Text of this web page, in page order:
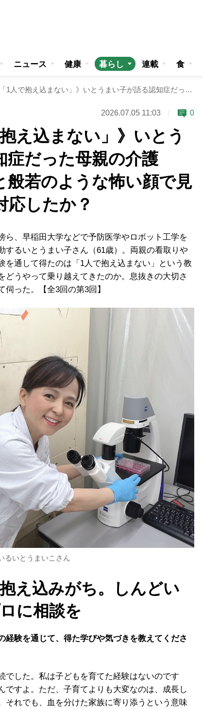
ニュース 健康 暮らし 連載 食
《教訓は「1人で抱え込まない」》いとうまい子が語る認知症だった母親の介護 「あんた誰？」と般若のような怖い顔で見られた時にどう対応したか？
2026.07.05 11:03 0
え込まない」》いとう
症だった母親の介護
般若のような怖い顔で見
応したか？
、早稲田大学などで予防医学やロボット工学を
するいとうまい子さん（61歳）。両親の看取りや
を通して得たのは「1人で抱え込まない」という教
どうやって乗り越えてきたのか。息抜きの大切さ
った。【全3回の第3回】
るいとうまいこさん
え込みがち。しんどい
に相談を
験を通じて、得た学びや気づきを教えてくださ
でした。私は子どもを育てた経験はないのです
ですよ。ただ、子育てよりも大変なのは、成長し
それでも、血を分けた家族に寄り添うという意味